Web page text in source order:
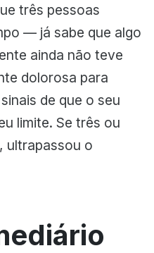
três pessoas
— já sabe que algo
ainda não teve
dolorosa para
de que o seu
limite. Se três ou
ultrapassou o